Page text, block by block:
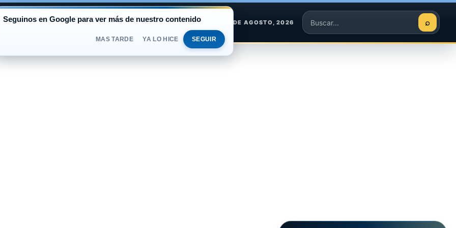
DOLAR BLUE$1.530OFICIAL$1.520 VIERNES 7 DE AGOSTO, 2026
Buscar
⌕
Seguinos en Google para ver más de nuestro contenido
MAS TARDE YA LO HICE SEGUIR